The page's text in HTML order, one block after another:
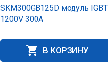
SKM300GB125D модуль IGBT
1200V 300A
В КОРЗИНУ